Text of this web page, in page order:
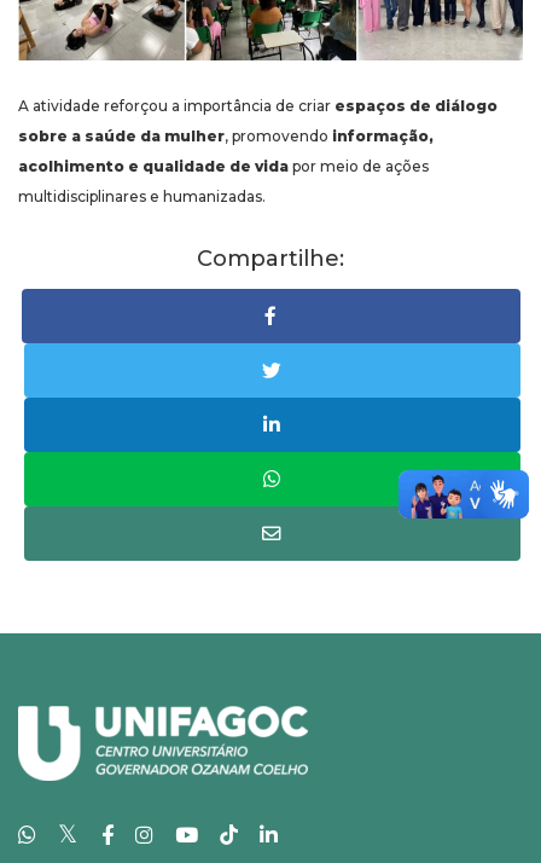
A atividade reforçou a importância de criar espaços de diálogo
sobre a saúde da mulher, promovendo informação,
acolhimento e qualidade de vida por meio de ações
multidisciplinares e humanizadas.
Compartilhe:
𝕏